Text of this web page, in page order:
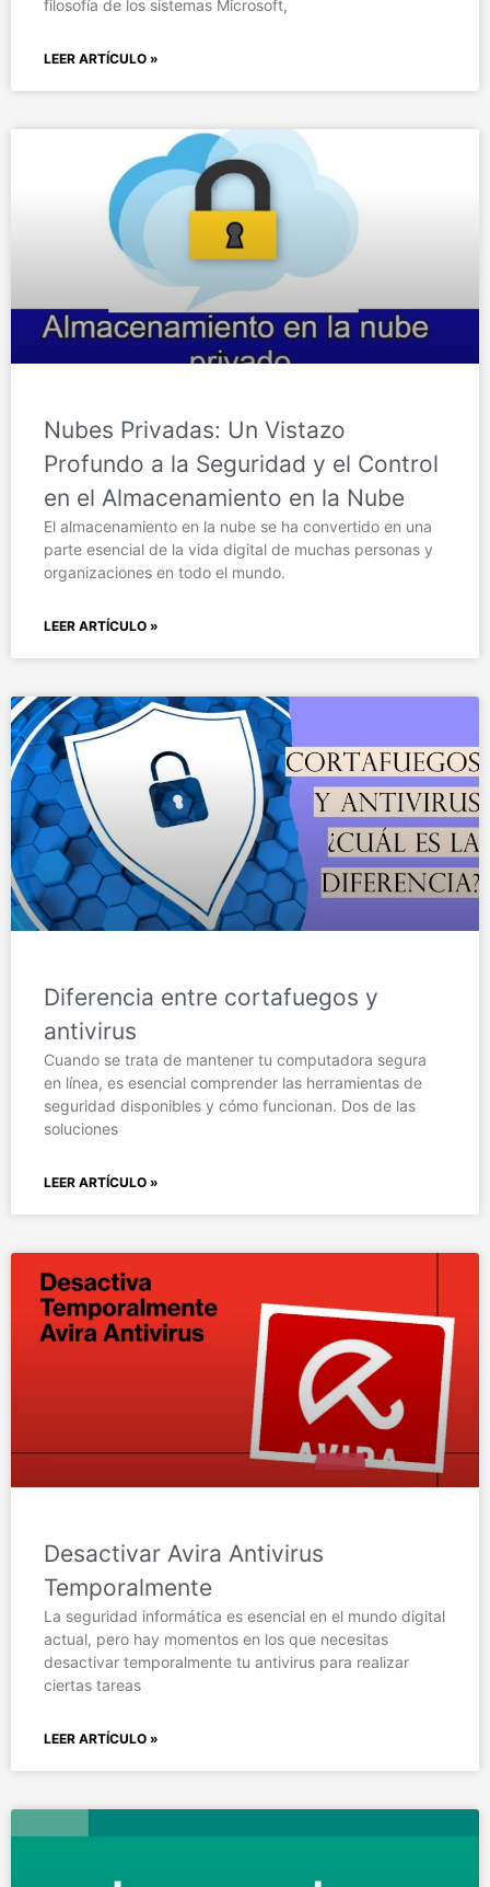
filosofía de los sistemas Microsoft,
LEER ARTÍCULO »
Nubes Privadas: Un Vistazo
Profundo a la Seguridad y el Control
en el Almacenamiento en la Nube
El almacenamiento en la nube se ha convertido en una
parte esencial de la vida digital de muchas personas y
organizaciones en todo el mundo.
LEER ARTÍCULO »
Diferencia entre cortafuegos y
antivirus
Cuando se trata de mantener tu computadora segura
en línea, es esencial comprender las herramientas de
seguridad disponibles y cómo funcionan. Dos de las
soluciones
LEER ARTÍCULO »
Desactivar Avira Antivirus
Temporalmente
La seguridad informática es esencial en el mundo digital
actual, pero hay momentos en los que necesitas
desactivar temporalmente tu antivirus para realizar
ciertas tareas
LEER ARTÍCULO »